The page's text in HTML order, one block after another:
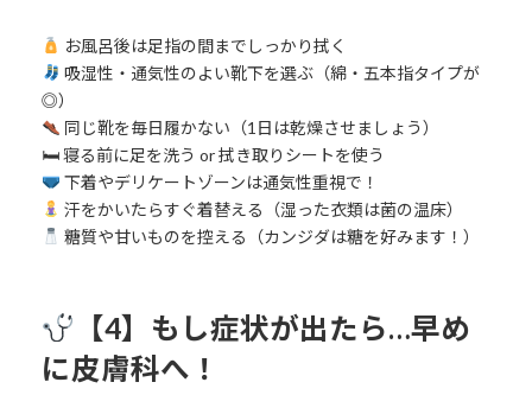
お風呂後は足指の間までしっかり拭く
吸湿性・通気性のよい靴下を選ぶ（綿・五本指タイプが
◎）
同じ靴を毎日履かない（1日は乾燥させましょう）
🛏 寝る前に足を洗う or 拭き取りシートを使う
下着やデリケートゾーンは通気性重視で！
汗をかいたらすぐ着替える（湿った衣類は菌の温床）
糖質や甘いものを控える（カンジダは糖を好みます！）
【4】もし症状が出たら…早め
に皮膚科へ！